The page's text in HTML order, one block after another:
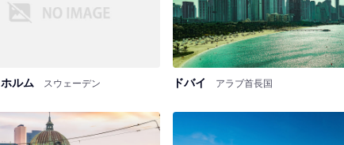
ルム スウェーデン ドバイ アラブ首長国